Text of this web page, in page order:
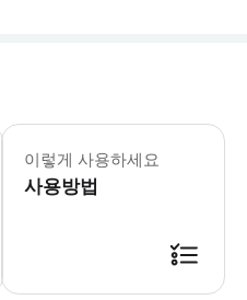
* 관광지 시설 개방 현황 및 공연 시간
구이저우성 최초의 대형 해양 테마
이렇게 사용하세요
사용방법